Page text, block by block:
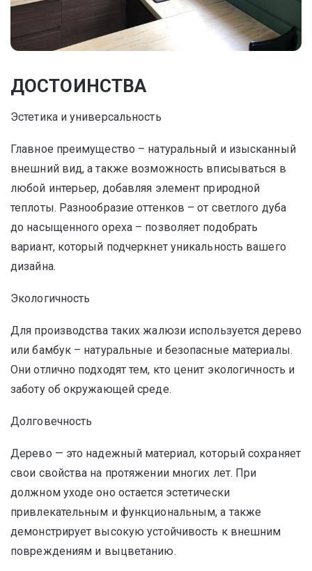
ДОСТОИНСТВА
Эстетика и универсальность
Главное преимущество – натуральный и изысканный
внешний вид, а также возможность вписываться в
любой интерьер, добавляя элемент природной
теплоты. Разнообразие оттенков – от светлого дуба
до насыщенного ореха – позволяет подобрать
вариант, который подчеркнет уникальность вашего
дизайна.
Экологичность
Для производства таких жалюзи используется дерево
или бамбук – натуральные и безопасные материалы.
Они отлично подходят тем, кто ценит экологичность и
заботу об окружающей среде.
Долговечность
Дерево — это надежный материал, который сохраняет
свои свойства на протяжении многих лет. При
должном уходе оно остается эстетически
привлекательным и функциональным, а также
демонстрирует высокую устойчивость к внешним
повреждениям и выцветанию.